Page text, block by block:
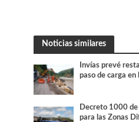
Noticias similares
Invías prevé
paso de carga en
Decreto 1000
para las Zonas